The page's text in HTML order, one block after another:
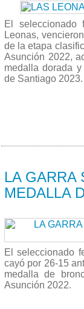
El seleccionado
Leonas,
de la etapa
Asunción 2022,
medalla dorada
de Santiago 2023.
LA GARRA
MEDALLA
El seleccionado
cayó por 26-15
medalla de
Asunción 2022.